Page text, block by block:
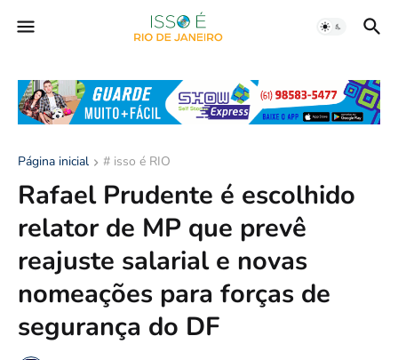
Página inicial # isso é RIO
Rafael Prudente é escolhido
relator de MP que prevê
reajuste salarial e novas
nomeações para forças de
segurança do DF